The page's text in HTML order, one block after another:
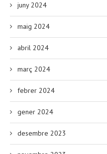
juny 2024
maig 2024
abril 2024
març 2024
febrer 2024
gener 2024
desembre 2023